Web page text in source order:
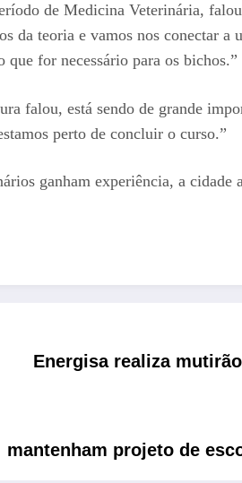
de Medicina Veterinária,
da teoria e vamos nos conectar
for necessário para os bichos.”
falou, está sendo de grande
perto de concluir o curso.”
ganham experiência, a cidade
Energisa realiza
projeto de